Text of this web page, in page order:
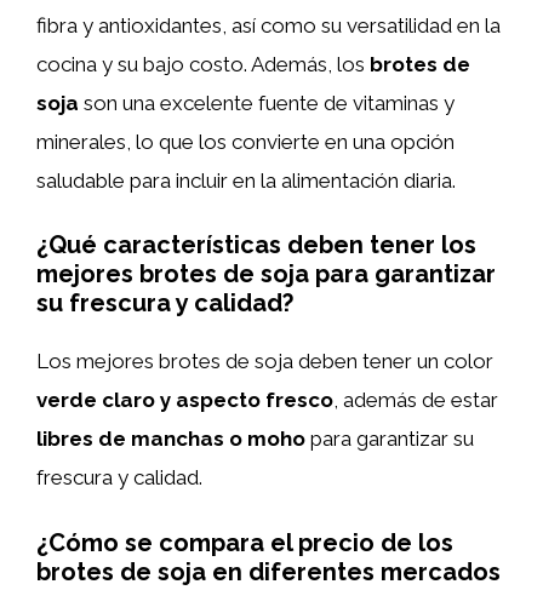
fibra y antioxidantes, así como su versatilidad en la
cocina y su bajo costo. Además, los brotes de
soja son una excelente fuente de vitaminas y
minerales, lo que los convierte en una opción
saludable para incluir en la alimentación diaria.
¿Qué características deben tener los
mejores brotes de soja para garantizar
su frescura y calidad?
Los mejores brotes de soja deben tener un color
verde claro y aspecto fresco, además de estar
libres de manchas o moho para garantizar su
frescura y calidad.
¿Cómo se compara el precio de los
brotes de soja en diferentes mercados